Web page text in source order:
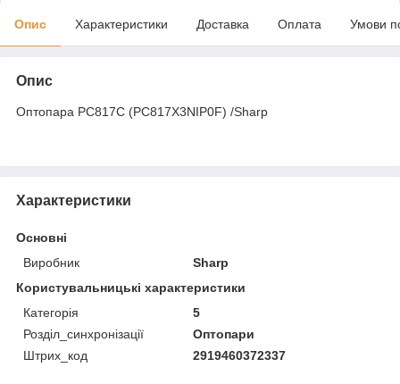
Опис Характеристики Доставка Оплата Умови
Опис
Оптопара PC817C (PC817X3NIP0F) /Sharp
Характеристики
Основні
Виробник
Sharp
Користувальницькі характеристики
Категорія
5
Розділ_синхронізації
Оптопари
Штрих_код
2919460372337